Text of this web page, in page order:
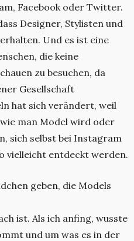
Facebook oder Twitter.
Designer, Stylisten und
Und es ist eine
die keine
zu besuchen, da
Gesellschaft
hat sich verändert, weil
man Model wird oder
sich selbst bei Instagram
vielleicht entdeckt werden.
geben, die Models
ist. Als ich anfing, wusste
und um was es in der